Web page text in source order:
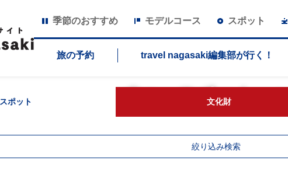
季節のおすすめ モデルコース スポット
旅の予約 travel nagasaki編集部が行く！
スポット
スポット 文化財
絞り込み検索